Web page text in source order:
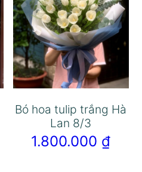
Bó hoa tulip trắng Hà
Lan 8/3
1.800.000 ₫